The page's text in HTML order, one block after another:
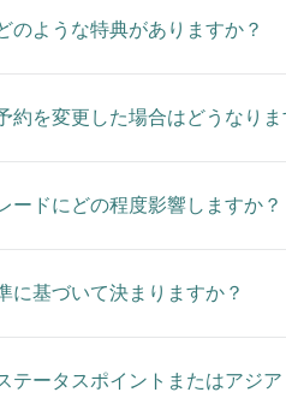
のような特典がありますか？
約を変更した場合はどうなりま
ードにどの程度影響しますか？
に基づいて決まりますか？
テータスポイントまたはアジ